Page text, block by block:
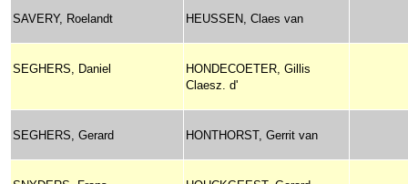
SAVERY, Roelandt HEUSSEN, Claes van
SEGHERS, Daniel
HONDECOETER, Gillis
Claesz. d'
SEGHERS, Gerard HONTHORST, Gerrit van